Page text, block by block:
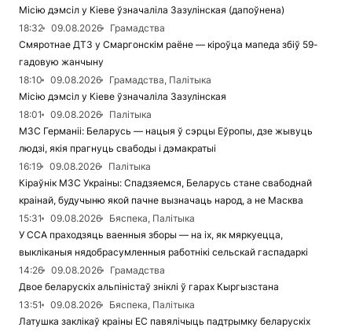
Місію дэмсіл у Кіеве ўзначаліла Зазулінская (дапоўнена)
18:32
09.08.2026
Грамадства
Смяротнае ДТЗ у Смаргонскім раёне — кіроўца мапеда збіў 59-
гадовую жанчыну
18:10
09.08.2026
Грамадства, Палітыка
Місію дэмсіл у Кіеве ўзначаліла Зазулінская
18:01
09.08.2026
Палітыка
МЗС Германіі: Беларусь — нацыя ў сэрцы Еўропы, дзе жывуць
людзі, якія прагнуць свабоды і дэмакратыі
16:19
09.08.2026
Палітыка
Кіраўнік МЗС Украіны: Спадзяемся, Беларусь стане свабоднай
краінай, будучыню якой пачне вызначаць народ, а не Масква
15:31
09.08.2026
Бяспека, Палітыка
У ССА праходзяць ваенныя зборы — на іх, як мяркуецца,
выкліканыя нядобрасумленныя работнікі сельскай гаспадаркі
14:26
09.08.2026
Грамадства
Двое беларускіх альпіністаў зніклі ў гарах Кыргызстана
13:51
09.08.2026
Бяспека, Палітыка
Латушка заклікаў краіны ЕС павялічыць падтрымку беларускіх